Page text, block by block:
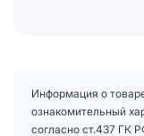
Информация о
ознакомительный
согласно ст.437 ГК